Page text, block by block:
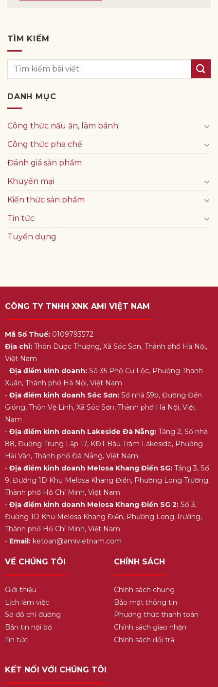
TÌM KIẾM
DANH MỤC
Công thức nấu ăn, làm bánh
Công thức pha chế
Đánh giá sản phẩm
Khuyến mại
Kiến thức sản phẩm
Tin tức
Tuyển dụng
CÔNG TY TNHH XNK AMI VIỆT NAM
Mã Số Thuế:0109793572
Địa chỉ:Thôn Dược Thượng, Xã Sóc Sơn, Thành phố Hà Nội,
Việt Nam
- Địa điểm kinh doanh:Số 35 Phố Cự Lộc, Phường Thanh
Xuân, Thành phố Hà Nội, Việt Nam
- Địa điểm kinh doanh Sóc Sơn:Số nhà 59b, Đường Đền
Gióng, Thôn Vệ Linh, Xã Sóc Sơn, Thành phố Hà Nội, Việt
Nam
- Địa điểm kinh doanh Lakeside Đà Nẵng:Tầng 2, Số nhà
88, Đường Trung Lập 17, KĐT Bàu Tràm Lakeside, Phường
Hải Vân, Thành phố Đà Nẵng, Việt Nam.
- Địa điểm kinh doanh Melosa Khang Điền SG:Tầng 3, Số
9, Đường 1D Khu Melosa Khang Điền, Phường Long Trường,
Thành phố Hồ Chí Minh, Việt Nam
- Địa điểm kinh doanh Melosa Khang Điền SG 2:Số 3,
Đường 1D Khu Melosa Khang Điền, Phường Long Trường,
Thành phố Hồ Chí Minh, Việt Nam
- Email:ketoan@amivietnam.com
VỀ CHÚNG TÔI
Giới thiệu
Lịch làm việc
Sơ đồ chỉ đường
Bản tin nội bộ
Tin tức
CHÍNH SÁCH
Chính sách chung
Bảo mật thông tin
Phương thức thanh toán
Chính sách giao nhận
Chính sách đổi trả
KẾT NỐI VỚI CHÚNG TÔI